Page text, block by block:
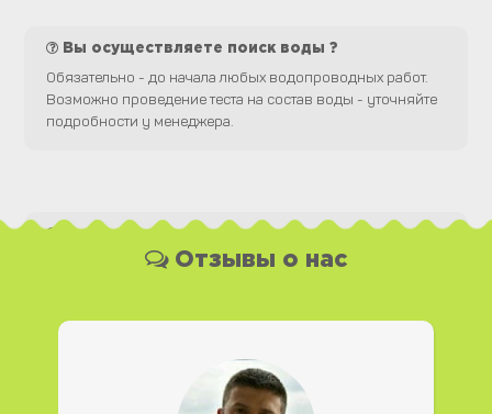
Вы осуществляете поиск воды ?
Обязательно - до начала любых водопроводных работ.
Возможно проведение теста на состав воды - уточняйте
подробности у менеджера.
Какая у Вас форма оплаты ?
Вы можете оплатить наши услуги и необходимые
работаем с юридическими лицами.
Отзывы о нас